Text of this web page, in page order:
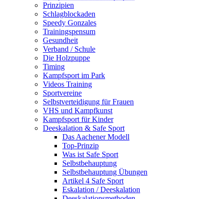
Prinzipien
Schlagblockaden
Speedy Gonzales
Trainingspensum
Gesundheit
Verband / Schule
Die Holzpuppe
Timing
Kampfsport im Park
Videos Training
Sportvereine
Selbstverteidigung für Frauen
VHS und Kampfkunst
Kampfsport für Kinder
Deeskalation & Safe Sport
Das Aachener Modell
Top-Prinzip
Was ist Safe Sport
Selbstbehauptung
Selbstbehauptung Übungen
Artikel 4 Safe Sport
Eskalation / Deeskalation